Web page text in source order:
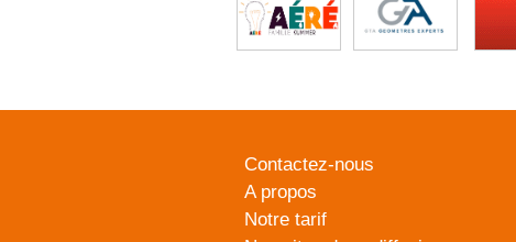
Contactez-nous
A propos
Notre tarif